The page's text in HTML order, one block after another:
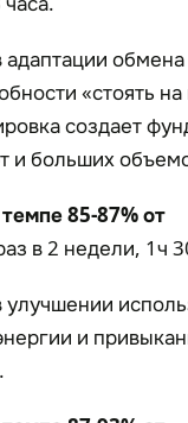
адаптации
«стоять на
создает
и больших
85-87% от
в 2 недели, 1ч
и